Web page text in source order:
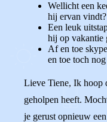
Wellicht een
hij ervan vindt?
Een leuk
hij op vakantie
Af en toe
en toe toch
Lieve Tiene, Ik hoop
geholpen heeft.
je gerust opnieuw